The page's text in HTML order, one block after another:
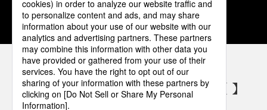
1 2 3 4 5
パナソニックの電気設備 SNSアカウント